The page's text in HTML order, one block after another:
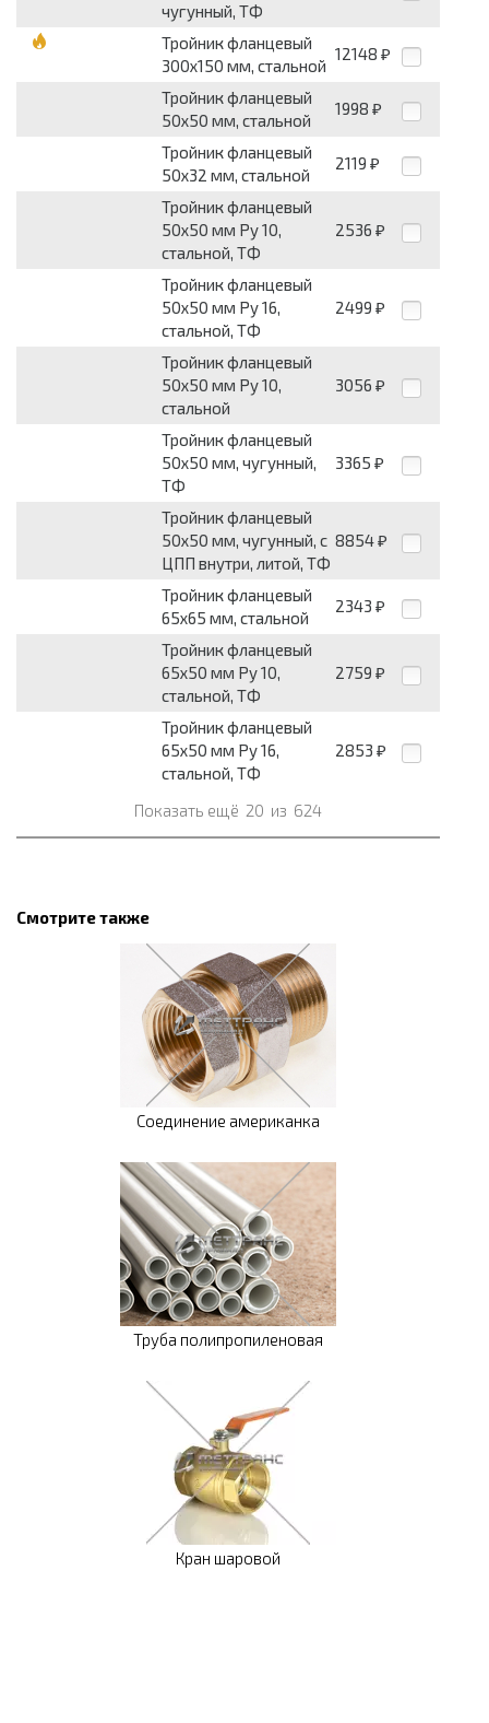
чугунный, ТФ
Тройник фланцевый
300x150 мм, стальной
12148 ₽
Тройник фланцевый
50x50 мм, стальной
1998 ₽
Тройник фланцевый
50x32 мм, стальной
2119 ₽
Тройник фланцевый
50x50 мм Pу 10,
стальной, ТФ
2536 ₽
Тройник фланцевый
50x50 мм Pу 16,
стальной, ТФ
2499 ₽
Тройник фланцевый
50x50 мм Pу 10,
стальной
3056 ₽
Тройник фланцевый
50x50 мм, чугунный,
ТФ
3365 ₽
Тройник фланцевый
50x50 мм, чугунный, с
ЦПП внутри, литой, ТФ
8854 ₽
Тройник фланцевый
65x65 мм, стальной
2343 ₽
Тройник фланцевый
65x50 мм Pу 10,
стальной, ТФ
2759 ₽
Тройник фланцевый
65x50 мм Pу 16,
стальной, ТФ
2853 ₽
Показать ещё 20 из 624
Смотрите также
Соединение американка
Труба полипропиленовая
Кран шаровой